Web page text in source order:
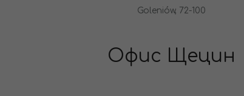
Goleniów, 72-100
Офис Щецин